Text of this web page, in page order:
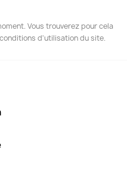
Vous trouverez pour cela
d'utilisation du site.